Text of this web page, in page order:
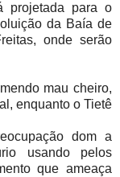
projetada para o
da Baía de
onde serão
mau cheiro,
enquanto o Tietê
dom a
usando pelos
que ameaça